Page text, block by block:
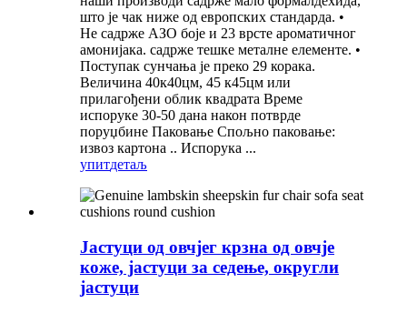
што је чак ниже од европских стандарда. •
Не садрже АЗО боје и 23 врсте ароматичног
амонијака. садрже тешке металне елементе. •
Поступак сунчања је преко 29 корака.
Величина 40к40цм, 45 к45цм или
прилагођени облик квадрата Време
испоруке 30-50 дана након потврде
поруџбине Паковање Спољно паковање:
извоз картона .. Испорука ...
упитдетаљ
Јастуци од овчјег крзна од овчје
коже, јастуци за седење, округли
јастуци